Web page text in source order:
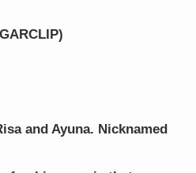
and Ayuna. Nicknamed